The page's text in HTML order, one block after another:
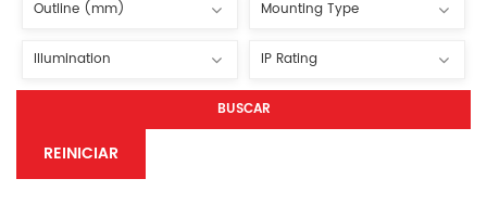
BUSCAR
REINICIAR